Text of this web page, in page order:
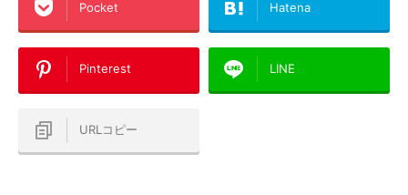
Pocket Hatena
Pinterest LINE
URLコピー